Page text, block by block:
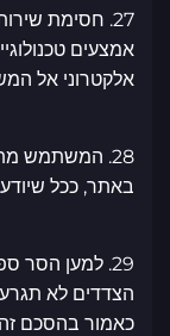
27. חסימת
אמצעים
אלקטרוני אל
28. המשתמש
באתר, ככל שיודע
29. למען הסר
הצדדים לא
כאמור בהסכם זה.